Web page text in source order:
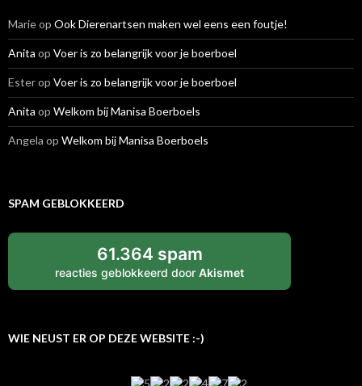
Marieop Ook Dierenartsen maken wel eens een foutje!
Anita op Voer is zo belangrijk voor je boerboel
Esterop Voer is zo belangrijk voor je boerboel
Anita op Welkom bij Manisa Boerboels
Angela op Welkom bij Manisa Boerboels
SPAM GEBLOKKEERD
61.364 spam
reacties geblokkeerd door Akismet
WIE NEUST ER OP DEZE WEBSITE :-)